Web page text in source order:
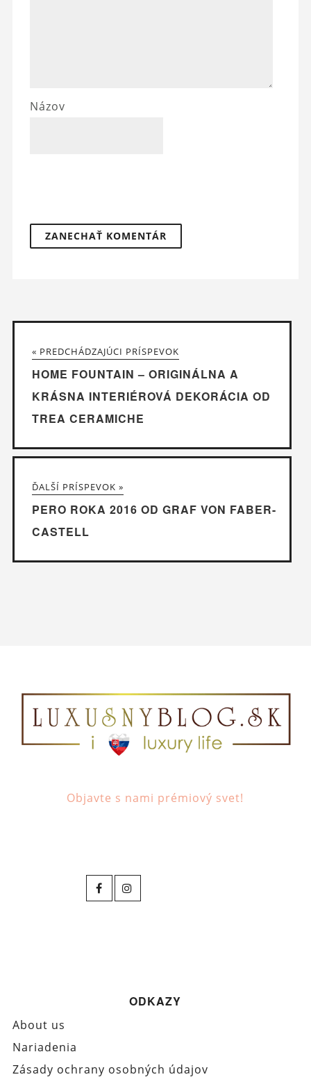
Názov
« PREDCHÁDZAJÚCI PRÍSPEVOK
HOME FOUNTAIN – ORIGINÁLNA A
KRÁSNA INTERIÉROVÁ DEKORÁCIA OD
TREA CERAMICHE
ĎALŠÍ PRÍSPEVOK »
PERO ROKA 2016 OD GRAF VON FABER-
CASTELL
Objavte s nami prémiový svet!
ODKAZY
About us
Nariadenia
Zásady ochrany osobných údajov